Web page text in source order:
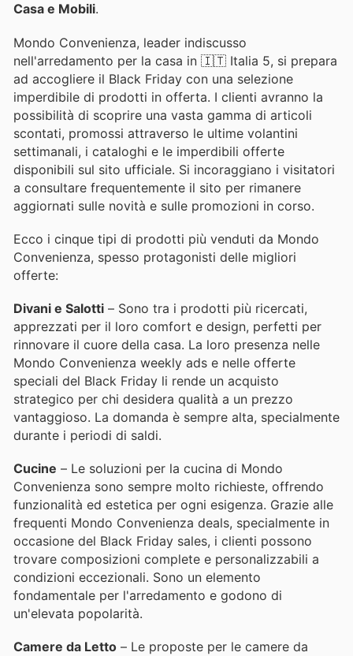
Casa e Mobili.
Mondo Convenienza, leader indiscusso
nell'arredamento per la casa in 🇮🇹 Italia 5, si prepara
ad accogliere il Black Friday con una selezione
imperdibile di prodotti in offerta. I clienti avranno la
possibilità di scoprire una vasta gamma di articoli
scontati, promossi attraverso le ultime volantini
settimanali, i cataloghi e le imperdibili offerte
disponibili sul sito ufficiale. Si incoraggiano i visitatori
a consultare frequentemente il sito per rimanere
aggiornati sulle novità e sulle promozioni in corso.
Ecco i cinque tipi di prodotti più venduti da Mondo
Convenienza, spesso protagonisti delle migliori
offerte:
Divani e Salotti – Sono tra i prodotti più ricercati,
apprezzati per il loro comfort e design, perfetti per
rinnovare il cuore della casa. La loro presenza nelle
Mondo Convenienza weekly ads e nelle offerte
speciali del Black Friday li rende un acquisto
strategico per chi desidera qualità a un prezzo
vantaggioso. La domanda è sempre alta, specialmente
durante i periodi di saldi.
Cucine – Le soluzioni per la cucina di Mondo
Convenienza sono sempre molto richieste, offrendo
funzionalità ed estetica per ogni esigenza. Grazie alle
frequenti Mondo Convenienza deals, specialmente in
occasione del Black Friday sales, i clienti possono
trovare composizioni complete e personalizzabili a
condizioni eccezionali. Sono un elemento
fondamentale per l'arredamento e godono di
un'elevata popolarità.
Camere da Letto – Le proposte per le camere da